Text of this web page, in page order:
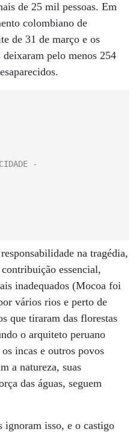
de 25 mil pessoas. Em
colombiano de
de 31 de março e os
deixaram pelo menos 254
na tragédia,
essencial,
inadequados (Mocoa foi
vários rios e perto de
que tiraram das florestas
o arquiteto peruano
incas e outros povos
a natureza, suas
das águas, seguem
ignoram isso, e o castigo